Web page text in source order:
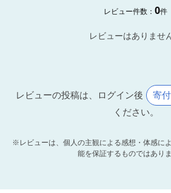
レビュー件数：0件
レビューはありませ
レビューの投稿は、ログイン後 寄
ください。
※レビューは、個人の主観による感想・体感に
能を保証するものではありま